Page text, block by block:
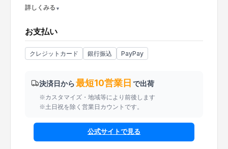
詳しくみる
電源
CPUクーラー
お支払い
クレジットカード 銀行振込 PayPay
決済日から最短10営業日 で出荷
※カスタマイズ・地域等により前後します
※土日祝を除く営業日カウントです。
公式サイトで見る